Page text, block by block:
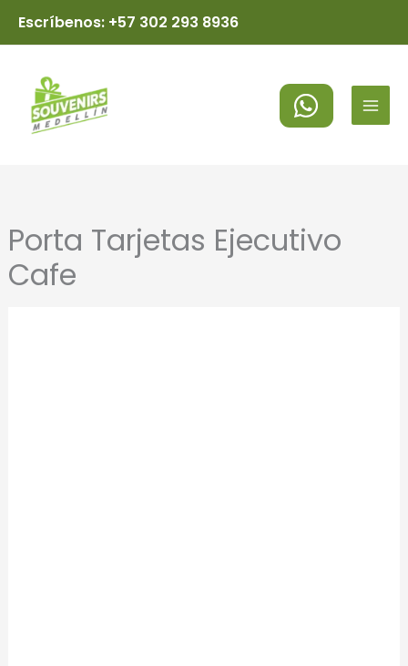
Escríbenos: +57 302 293 8936
Porta Tarjetas Ejecutivo
Cafe